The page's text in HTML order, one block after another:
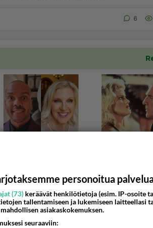
6
personoitua
(73) keräävät henkilötietoja (esim. IP-osoite
tallentamiseen ja lukemiseen laitteellasi
asiakaskokemuksen.
seuraaviin: